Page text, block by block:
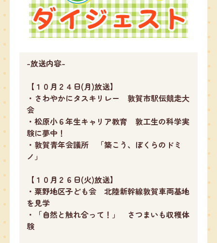
-放送内容-
【１０月２４日(月)放送】
・さわやかにタスキリレー 敦賀市駅伝競走大
会
・松原小６年生キャリア教育 敦工生の科学実
験に夢中！
・敦賀青年会議所 「築こう、ぼくらのドミ
ノ」
【１０月２６日(火)放送】
・粟野地区子ども会 北陸新幹線敦賀車両基地
を見学
・「自然と触れ合って！」 さつまいも収穫体
験